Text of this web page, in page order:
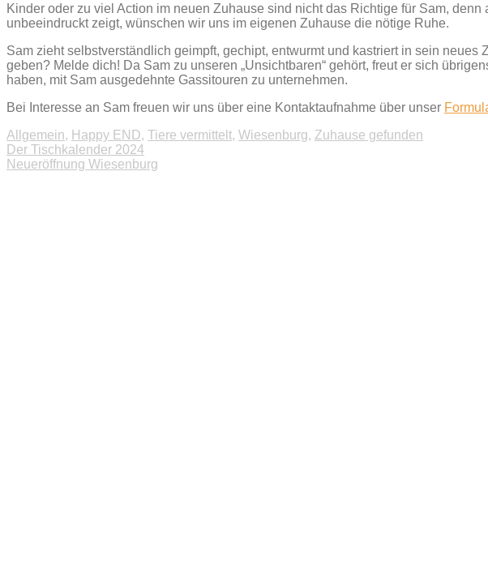
Kinder oder zu viel Action im neuen Zuhause sind nicht das Richtige für Sam,
unbeeindruckt zeigt, wünschen wir uns im eigenen Zuhause die nötige Ruhe.
Sam zieht selbstverständlich geimpft, gechipt, entwurmt und kastriert in sein
geben? Melde dich! Da Sam zu unseren „Unsichtbaren“ gehört, freut er sich
haben, mit Sam ausgedehnte Gassitouren zu unternehmen.
Bei Interesse an Sam freuen wir uns über eine Kontaktaufnahme über unser
Allgemein, Happy END, Tiere vermittelt, Wiesenburg, Zuhause gefunden
Beitragsnavigation
Der Tischkalender 2024
Neueröffnung Wiesenburg